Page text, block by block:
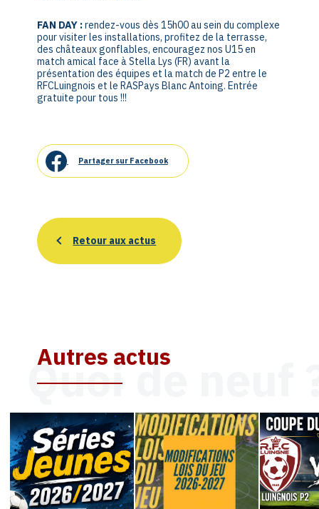
FAN DAY :rendez-vous dès 15h00 au sein du complexe
pour visiter les installations, profitez de la terrasse,
des châteaux gonflables, encouragez nos U15 en
match amical face à Stella Lys (FR) avant la
présentation des équipes et la match de P2 entre le
RFCLuingnois et le RASPays Blanc Antoing. Entrée
gratuite pour tous !!!
Partager sur Facebook
Retour aux actus
Autres actus
Quoi de neuf